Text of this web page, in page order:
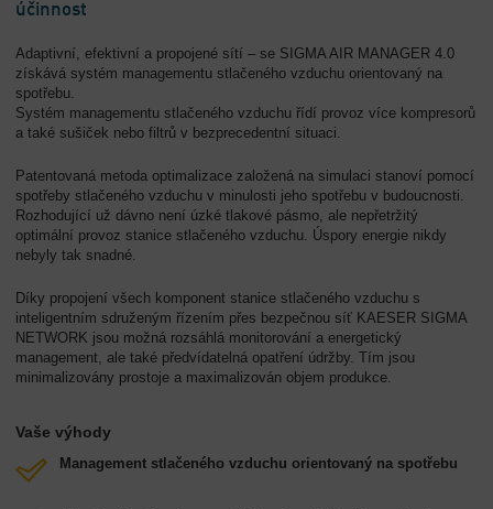
účinnost
Adaptivní, efektivní a propojené sítí – se SIGMA AIR MANAGER 4.0
získává systém managementu stlačeného vzduchu orientovaný na
spotřebu.
Systém managementu stlačeného vzduchu řídí provoz více kompresorů
a také sušiček nebo filtrů v bezprecedentní situaci.
Patentovaná metoda optimalizace založená na simulaci stanoví pomocí
spotřeby stlačeného vzduchu v minulosti jeho spotřebu v budoucnosti.
Rozhodující už dávno není úzké tlakové pásmo, ale nepřetržitý
optimální provoz stanice stlačeného vzduchu. Úspory energie nikdy
nebyly tak snadné.
Díky propojení všech komponent stanice stlačeného vzduchu s
inteligentním sdruženým řízením přes bezpečnou síť KAESER SIGMA
NETWORK jsou možná rozsáhlá monitorování a energetický
management, ale také předvídatelná opatření údržby. Tím jsou
minimalizovány prostoje a maximalizován objem produkce.
Vaše výhody
Management stlačeného vzduchu orientovaný na spotřebu